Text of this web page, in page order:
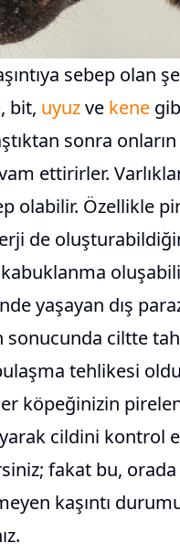
sebep olan
, bit, uyuzve kene
sonra
ettirirler.
olabilir. Özellikle
de
yaşayan dış
sonucunda ciltte
tehlikesi
köpeğinizin
cildini kontrol
fakat bu, orada
kaşıntı